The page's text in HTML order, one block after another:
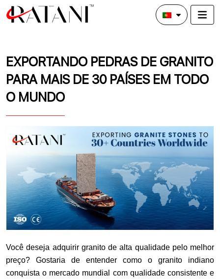
EXPORTANDO PEDRAS DE GRANITO
PARA MAIS DE 30 PAÍSES EM TODO
O MUNDO
Você deseja adquirir granito de alta qualidade pelo melhor
preço? Gostaria de entender como o granito indiano
conquista o mercado mundial com qualidade consistente e